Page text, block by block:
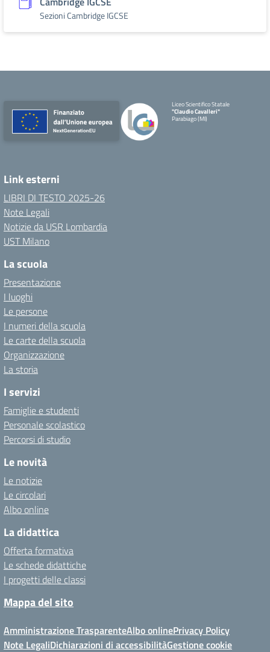
Sezioni Cambridge IGCSE
Liceo Scientifico Statale
"Claudio Cavalleri"
Parabiago (MI)
Link esterni
LIBRI DI TESTO 2025-26
Note Legali
Notizie da USR Lombardia
UST Milano
La scuola
Presentazione
I luoghi
Le persone
I numeri della scuola
Le carte della scuola
Organizzazione
La storia
I servizi
Famiglie e studenti
Personale scolastico
Percorsi di studio
Le novità
Le notizie
Le circolari
Albo online
La didattica
Offerta formativa
Le schede didattiche
I progetti delle classi
Mappa del sito
Amministrazione TrasparenteAlbo onlinePrivacy Policy
Note LegaliDichiarazioni di accessibilitàGestione cookie